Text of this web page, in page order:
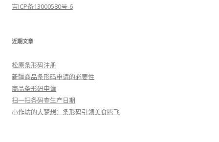
吉ICP备13000580号-6
近期文章
松原条形码注册
新疆商品条形码申请的必要性
商品条形码申请
扫一扫条码查生产日期
小作坊的大梦想：条形码引领美食腾飞